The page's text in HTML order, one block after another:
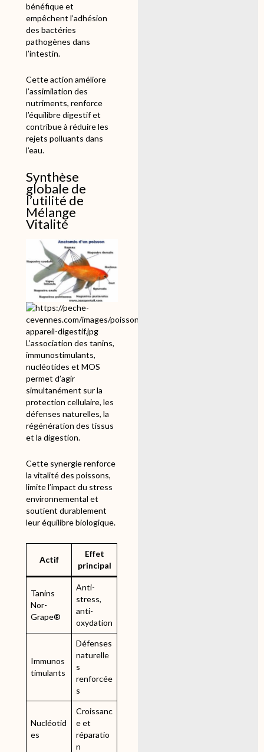
bénéfique et
empêchent l’adhésion
des bactéries
pathogènes dans
l’intestin.
Cette action améliore
l’assimilation des
nutriments, renforce
l’équilibre digestif et
contribue à réduire les
rejets polluants dans
l’eau.
Synthèse
globale de
l’utilité de
Mélange
Vitalité
L’association des tanins,
immunostimulants,
nucléotides et MOS
permet d’agir
simultanément sur la
protection cellulaire, les
défenses naturelles, la
régénération des tissus
et la digestion.
Cette synergie renforce
la vitalité des poissons,
limite l’impact du stress
environnemental et
soutient durablement
leur équilibre biologique.
Actif
Effet
principal
Tanins
Nor-
Grape®
Anti-
stress,
anti-
oxydation
Immunos
timulants
Défenses
naturelle
s
renforcée
s
Nucléotid
es
Croissanc
e et
réparatio
n